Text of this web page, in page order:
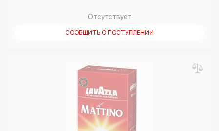
Отсутствует
СООБЩИТЬ О ПОСТУПЛЕНИИ